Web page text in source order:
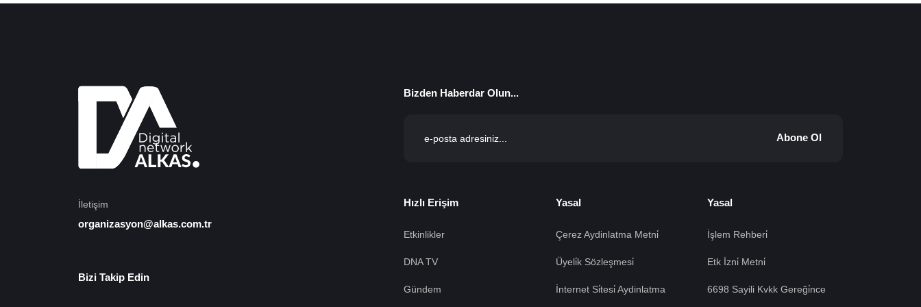
İletişim
organizasyon@alkas.com.tr
Bizi Takip Edin
Bizden Haberdar Olun...
Abone Ol
Hızlı Erişim
Etkinlikler
DNA TV
Gündem
Yasal
Çerez Aydinlatma Metni̇
Üyeli̇k Sözleşmesi̇
İnternet Si̇tesi̇ Aydinlatma
Yasal
İşlem Rehberi̇
Etk İzni̇ Metni̇
6698 Sayili Kvkk Gereği̇nce